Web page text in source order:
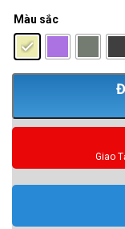
Màu sắc
Giao